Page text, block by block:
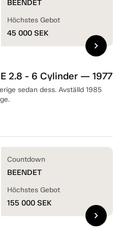
2.8 - 6 Cylinder — 1977
sedan dess. Avställd 1985
BEENDET
Höchstes Gebot
45 000 SEK
chevron_right
Countdown
BEENDET
Höchstes Gebot
155 000 SEK
chevron_right